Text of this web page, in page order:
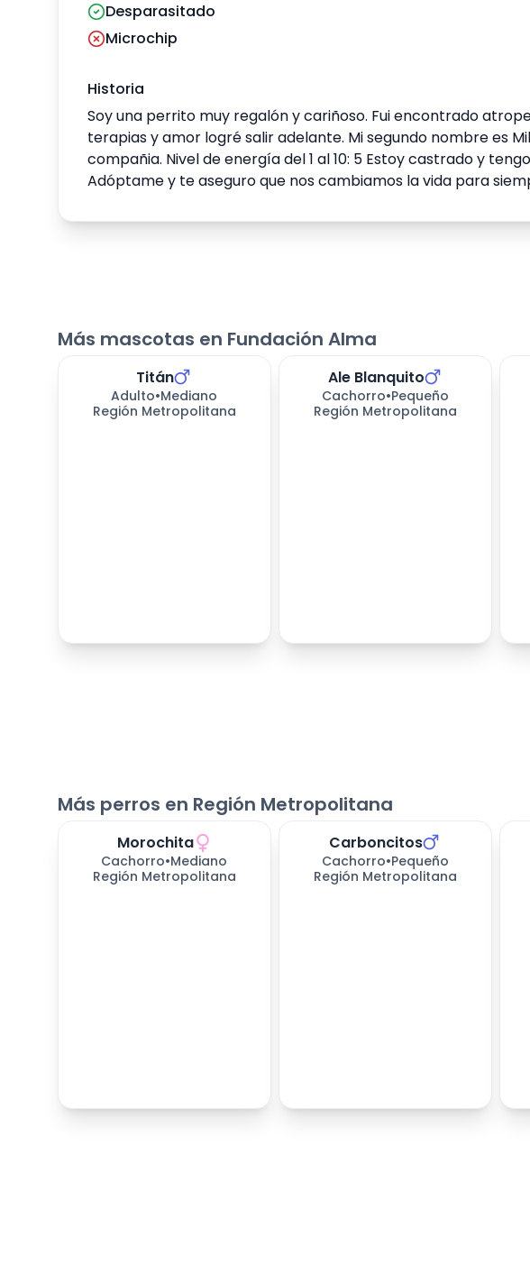
Desparasitado
Microchip
Historia
Soy una perrito muy regalón y cariñoso. Fui encontrado
terapias y amor logré salir adelante. Mi segundo nombre es
compañia. Nivel de energía del 1 al 10: 5 Estoy castrado y
Adóptame y te aseguro que nos cambiamos la vida para
Más mascotas en Fundación Alma
Titán
Adulto•Mediano
Región Metropolitana
Ale Blanquito
Cachorro•Pequeño
Región Metropolitana
Más perros en Región Metropolitana
Morochita
Cachorro•Mediano
Región Metropolitana
Carboncitos
Cachorro•Pequeño
Región Metropolitana